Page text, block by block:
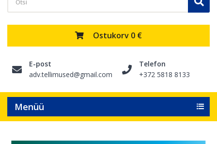
Ostukorv 0 €
E-post
adv.tellimused@gmail.com
Telefon
+372 5818 8133
Menüü